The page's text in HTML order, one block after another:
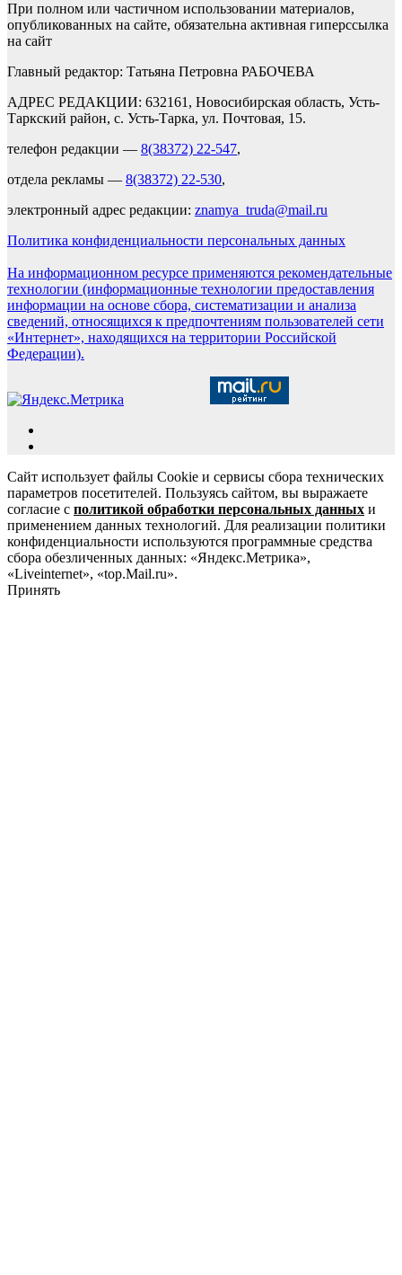
При полном или частичном использовании материалов,
опубликованных на сайте, обязательна активная гиперссылка
на сайт
Главный редактор: Татьяна Петровна РАБОЧЕВА
АДРЕС РЕДАКЦИИ: 632161, Новосибирская область, Усть-
Таркский район, с. Усть-Тарка, ул. Почтовая, 15.
телефон редакции — 8(38372) 22-547,
отдела рекламы — 8(38372) 22-530,
электронный адрес редакции: znamya_truda@mail.ru
Политика конфиденциальности персональных данных
На информационном ресурсе применяются рекомендательные
технологии (информационные технологии предоставления
информации на основе сбора, систематизации и анализа
сведений, относящихся к предпочтениям пользователей сети
«Интернет», находящихся на территории Российской
Федерации).
Сайт использует файлы Cookie и сервисы сбора технических
параметров посетителей. Пользуясь сайтом, вы выражаете
согласие с политикой обработки персональных данных и
применением данных технологий. Для реализации политики
конфиденциальности используются программные средства
сбора обезличенных данных: «Яндекс.Метрика»,
«Liveinternet», «top.Mail.ru».
Принять